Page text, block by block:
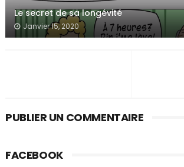
Le secret de sa longévité
Janvier 15, 2020
PUBLIER UN COMMENTAIRE
FACEBOOK